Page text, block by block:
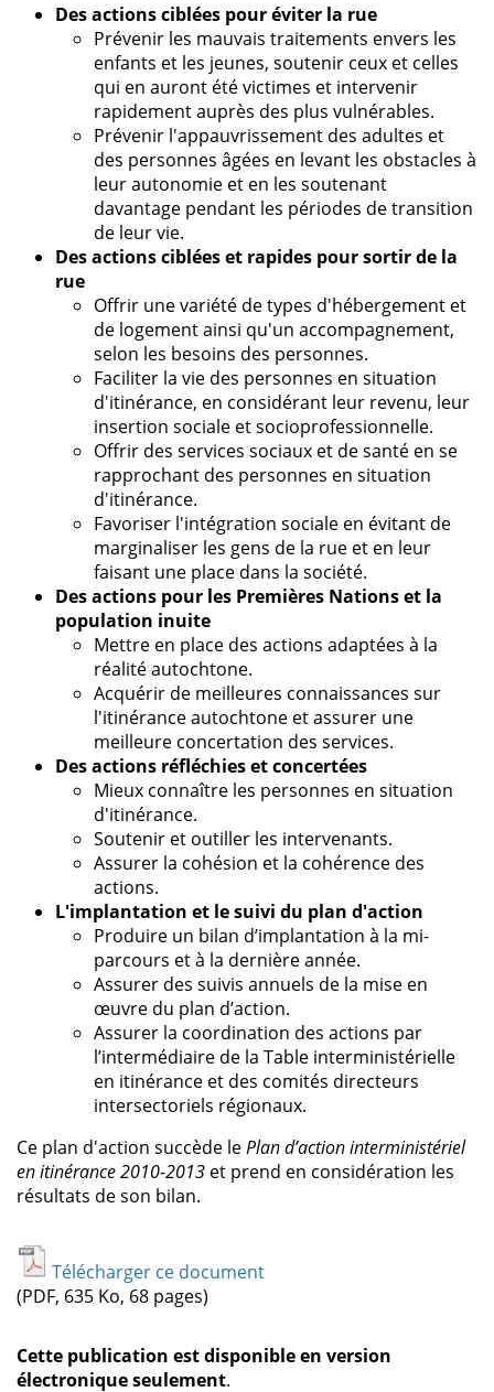
Des actions ciblées pour éviter la rue
Prévenir les mauvais traitements envers les
enfants et les jeunes, soutenir ceux et celles
qui en auront été victimes et intervenir
rapidement auprès des plus vulnérables.
Prévenir l'appauvrissement des adultes et
des personnes âgées en levant les obstacles à
leur autonomie et en les soutenant
davantage pendant les périodes de transition
de leur vie.
Des actions ciblées et rapides pour sortir de la
rue
Offrir une variété de types d'hébergement et
de logement ainsi qu'un accompagnement,
selon les besoins des personnes.
Faciliter la vie des personnes en situation
d'itinérance, en considérant leur revenu, leur
insertion sociale et socioprofessionnelle.
Offrir des services sociaux et de santé en se
rapprochant des personnes en situation
d'itinérance.
Favoriser l'intégration sociale en évitant de
marginaliser les gens de la rue et en leur
faisant une place dans la société.
Des actions pour les Premières Nations et la
population inuite
Mettre en place des actions adaptées à la
réalité autochtone.
Acquérir de meilleures connaissances sur
l'itinérance autochtone et assurer une
meilleure concertation des services.
Des actions réfléchies et concertées
Mieux connaître les personnes en situation
d'itinérance.
Soutenir et outiller les intervenants.
Assurer la cohésion et la cohérence des
actions.
L'implantation et le suivi du plan d'action
Produire un bilan d’implantation à la mi-
parcours et à la dernière année.
Assurer des suivis annuels de la mise en
œuvre du plan d’action.
Assurer la coordination des actions par
l’intermédiaire de la Table interministérielle
en itinérance et des comités directeurs
intersectoriels régionaux.
Ce plan d'action succède lePlan d’action interministériel
en itinérance 2010-2013 et prend en considération les
résultats de son bilan.
Télécharger ce document
(PDF, 635 Ko, 68 pages)
Cette publication est disponible en version
électronique seulement.